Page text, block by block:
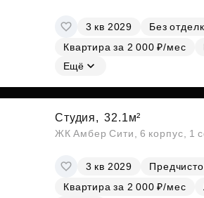
3 кв 2029 Без
Квартира за 2 000 ₽/мес
Ещё
Студия, 32.1м²
ЖК Амбер Сити, 6 корпус, 1
3 кв 2029
Квартира за 2 000 ₽/мес